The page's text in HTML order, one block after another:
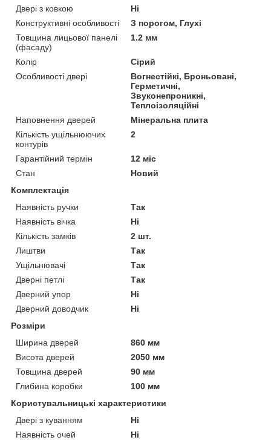
Двері з ковкою
Ні
Конструктивні особливості
З порогом, Глухі
Товщина лицьової панелі
(фасаду)
1.2 мм
Колір
Сірий
Особливості двері
Вогнестійкі, Броньовані,
Герметичні,
Звуконепроникні,
Теплоізоляційні
Наповнення дверей
Мінеральна плита
Кількість ущільнюючих
контурів
2
Гарантійний термін
12 міс
Стан
Новий
Комплектація
Наявність ручки
Так
Наявність вічка
Ні
Кількість замків
2 шт.
Лиштви
Так
Ущільнювачі
Так
Дверні петлі
Так
Дверний упор
Ні
Дверний доводчик
Ні
Розміри
Ширина дверей
860 мм
Висота дверей
2050 мм
Товщина дверей
90 мм
Глибина коробки
100 мм
Користувальницькі характеристики
Двері з куванням
Ні
Наявність очей
Ні